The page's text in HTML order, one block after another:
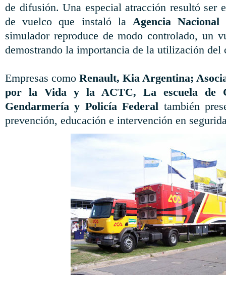
de difusión. Una especial atracción resultó ser
de vuelco que instaló la Agencia
simulador reproduce de modo controlado, un
demostrando la importancia de la utilización del
Empresas como Renault, Kia Argentina;
por la Vida y la ACTC, La escuela de
Gendarmería y Policía Federal también
prevención, educación e intervención en